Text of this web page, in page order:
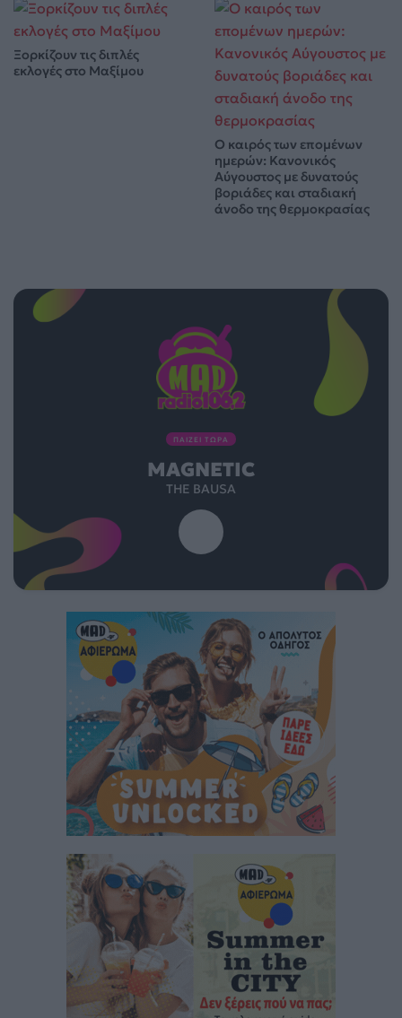
Ξορκίζουν τις διπλές
εκλογές στο Μαξίμου
Ο καιρός των επομένων
ημερών: Κανονικός
Αύγουστος με δυνατούς
βοριάδες και σταδιακή
άνοδο της θερμοκρασίας
ΠΑΙΖΕΙ ΤΩΡΑ
MAGNETIC
THE BAUSA